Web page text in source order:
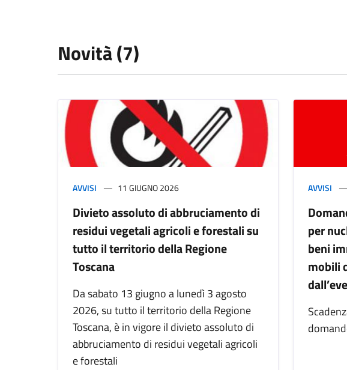
Novità (7)
AVVISI 11 GIUGNO 2026
Divieto assoluto di abbruciamento di
residui vegetali agricoli e forestali su
tutto il territorio della Regione
Toscana
Da sabato 13 giugno a lunedì 3 agosto
2026, su tutto il territorio della Regione
Toscana, è in vigore il divieto assoluto di
abbruciamento di residui vegetali agricoli
e forestali
AVVISI
per
beni
mobili